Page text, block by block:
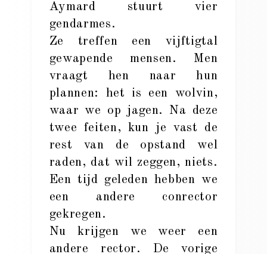
Aymard stuurt vier
gendarmes.
Ze treffen een vijftigtal
gewapende mensen. Men
vraagt hen naar hun
plannen: het is een wolvin,
waar we op jagen. Na deze
twee feiten, kun je vast de
rest van de opstand wel
raden, dat wil zeggen, niets.
Een tijd geleden hebben we
een andere conrector
gekregen.
Nu krijgen we weer een
andere rector. De vorige